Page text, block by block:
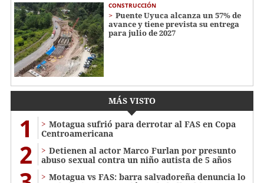
CONSTRUCCIÓN
Puente Uyuca alcanza un 57% de
avance y tiene prevista su entrega
para julio de 2027
MÁS VISTO
1
Motagua sufrió para derrotar al FAS en Copa
Centroamericana
2
Detienen al actor Marco Furlan por presunto
abuso sexual contra un niño autista de 5 años
Motagua vs FAS: barra salvadoreña denuncia lo